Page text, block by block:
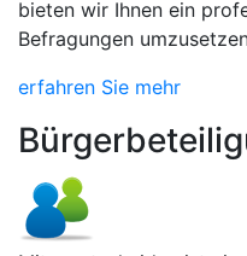
bieten wir Ihnen ein
Befragungen
erfahren Sie mehr